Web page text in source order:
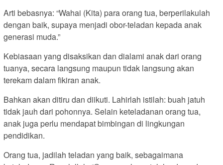
Arti bebasnya: “Wahai (Kita) para orang tua, berperilakulah
dengan baik, supaya menjadi obor-teladan kepada anak
generasi muda.”
Kebiasaan yang disaksikan dan dialami anak dari orang
tuanya, secara langsung maupun tidak langsung akan
terekam dalam fikiran anak.
Bahkan akan ditiru dan diikuti. Lahirlah istilah: buah jatuh
tidak jauh dari pohonnya. Selain keteladanan orang tua,
anak juga perlu mendapat bimbingan di lingkungan
pendidikan.
Orang tua, jadilah teladan yang baik, sebagaimana